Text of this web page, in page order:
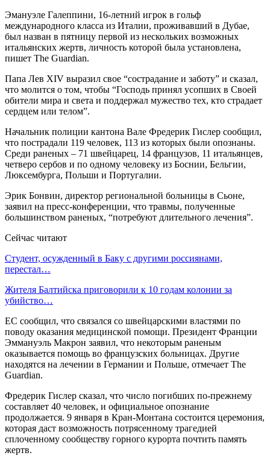
Эмануэле Галеппини, 16-летний игрок в гольф
международного класса из Италии, проживавший в Дубае,
был назван в пятницу первой из нескольких возможных
итальянских жертв, личность которой была установлена,
пишет The Guardian.
Папа Лев XIV выразил свое “сострадание и заботу” и сказал,
что молится о том, чтобы “Господь принял усопших в Своей
обители мира и света и поддержал мужество тех, кто страдает
сердцем или телом”.
Начальник полиции кантона Вале Фредерик Гислер сообщил,
что пострадали 119 человек, 113 из которых были опознаны.
Среди раненых – 71 швейцарец, 14 французов, 11 итальянцев,
четверо сербов и по одному человеку из Боснии, Бельгии,
Люксембурга, Польши и Португалии.
Эрик Бонвин, директор региональной больницы в Сьоне,
заявил на пресс-конференции, что травмы, полученные
большинством раненых, “потребуют длительного лечения”.
Сейчас читают
Студент, осужденный в Баку с другими россиянами,
перестал…
Жителя Балтийска приговорили к 10 годам колонии за
убийство…
ЕС сообщил, что связался со швейцарскими властями по
поводу оказания медицинской помощи. Президент Франции
Эммануэль Макрон заявил, что некоторым раненым
оказывается помощь во французских больницах. Другие
находятся на лечении в Германии и Польше, отмечает The
Guardian.
Фредерик Гислер сказал, что число погибших по-прежнему
составляет 40 человек, и официальное опознание
продолжается. 9 января в Кран-Монтана состоится церемония,
которая даст возможность потрясенному трагедией
сплоченному сообществу горного курорта почтить память
жертв.